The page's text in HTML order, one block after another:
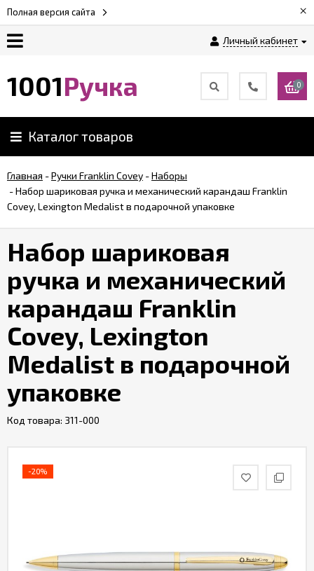
Полная версия сайта ×
Личный кабинет
Возврат
ручек
Контакты
1001Ручка 0
Каталог товаров
Главная -Ручки Franklin Covey -Наборы
-Набор шариковая ручка и механический карандаш Franklin
Covey, Lexington Medalist в подарочной упаковке
Набор шариковая
ручка и механический
карандаш Franklin
Covey, Lexington
Medalist в подарочной
упаковке
Код товара: 311-000
-20%